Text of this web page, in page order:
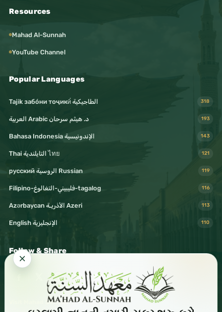
Resources
Mahad Al-Sunnah
YouTube Channel
Popular Languages
Tajik забо́ни тоҷикӣ́ الطاجيكية 318
د. هيثم سرحان Arabic العربية 193
Bahasa Indonesia الإندونيسية 143
Thai التايلندية ไทย 121
русский الروسية Russian 119
Filipino-فليبيني-التغالوغ-tagalog 116
Azərbaycan الأذريـة Azeri 113
English الإنجليزية 110
Follow & Share
Visit Mahad Sunnah